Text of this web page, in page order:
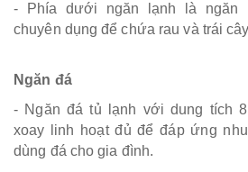
- Phía dưới ngăn lạnh là ngăn
chuyên dụng để chứa rau và trái
Ngăn đá
- Ngăn đá tủ lạnh với dung tích
xoay linh hoạt đủ để đáp ứng
dùng đá cho gia đình.